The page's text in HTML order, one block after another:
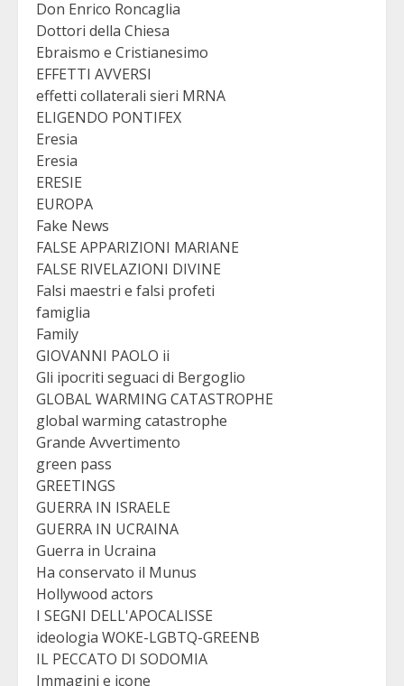
Don Enrico Roncaglia
Dottori della Chiesa
Ebraismo e Cristianesimo
EFFETTI AVVERSI
effetti collaterali sieri MRNA
ELIGENDO PONTIFEX
Eresia
Eresia
ERESIE
EUROPA
Fake News
FALSE APPARIZIONI MARIANE
FALSE RIVELAZIONI DIVINE
Falsi maestri e falsi profeti
famiglia
Family
GIOVANNI PAOLO ii
Gli ipocriti seguaci di Bergoglio
GLOBAL WARMING CATASTROPHE
global warming catastrophe
Grande Avvertimento
green pass
GREETINGS
GUERRA IN ISRAELE
GUERRA IN UCRAINA
Guerra in Ucraina
Ha conservato il Munus
Hollywood actors
I SEGNI DELL'APOCALISSE
ideologia WOKE-LGBTQ-GREENB
IL PECCATO DI SODOMIA
Immagini e icone